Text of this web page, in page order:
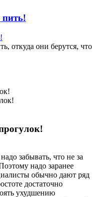
откуда они берутся, что
забывать, что не за
надо заранее
обычно дают ряд
достаточно
ухудшению